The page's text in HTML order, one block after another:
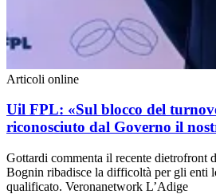
Articoli online
Uil FPL: «Sul blocco del
riconosciuto dal Governo il
Gottardi commenta il recente dietrofront
Bognin ribadisce la difficoltà per gli enti
qualificato. Veronanetwork L’Adige